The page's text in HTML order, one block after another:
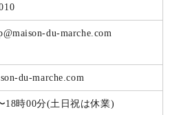
du-marche.com
du-marche.com
18時00分(土日祝は休業)